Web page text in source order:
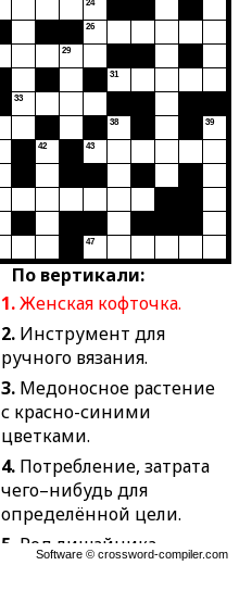
По вертикали:
1.Женская кофточка.
2. Инструмент для
ручного вязания.
3. Медоносное растение
с красно-синими
цветками.
4. Потребление, затрата
чего–нибудь для
определённой цели.
5. Род лишайника.
33
42
29
24
26
43
47
31
38 39
Software ©crossword-compiler.com